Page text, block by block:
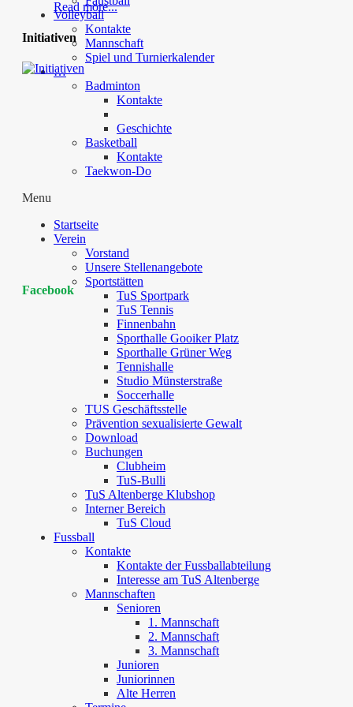
Volleyball
Kontakte
Mannschaft
Spiel und Turnierkalender
…
Badminton
Kontakte
Geschichte
Basketball
Kontakte
Taekwon-Do
Menu
Startseite
Verein
Vorstand
Unsere Stellenangebote
Sportstätten
TuS Sportpark
TuS Tennis
Finnenbahn
Sporthalle Gooiker Platz
Sporthalle Grüner Weg
Tennishalle
Studio Münsterstraße
Soccerhalle
TUS Geschäftsstelle
Prävention sexualisierte Gewalt
Download
Buchungen
Clubheim
TuS-Bulli
TuS Altenberge Klubshop
Interner Bereich
TuS Cloud
Fussball
Kontakte
Kontakte der Fussballabteilung
Interesse am TuS Altenberge
Mannschaften
Senioren
1. Mannschaft
2. Mannschaft
3. Mannschaft
Junioren
Juniorinnen
Alte Herren
Read more...
Initiativen
Facebook